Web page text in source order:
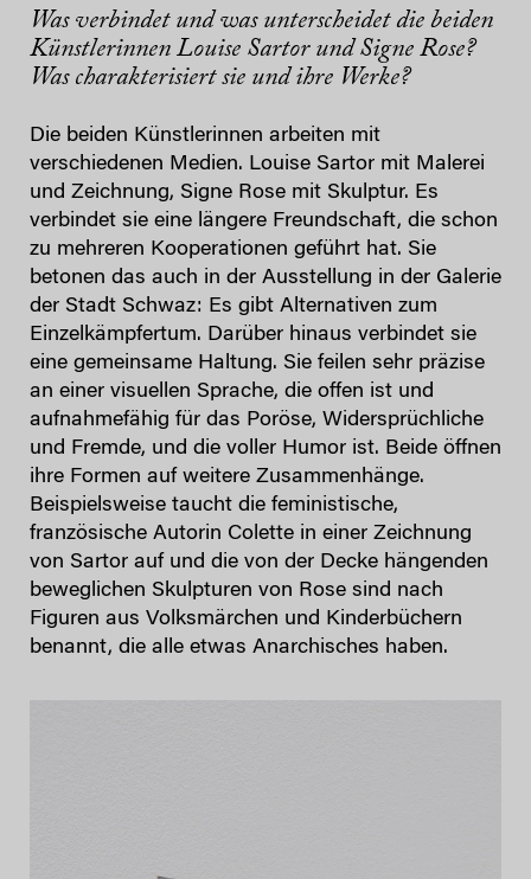
Was verbindet und was unterscheidet die beiden
Künstlerinnen Louise Sartor und Signe Rose?
Was charakterisiert sie und ihre Werke?
Die beiden Künstlerinnen arbeiten mit
verschiedenen Medien. Louise Sartor mit Malerei
und Zeichnung, Signe Rose mit Skulptur. Es
verbindet sie eine längere Freundschaft, die schon
zu mehreren Kooperationen geführt hat. Sie
betonen das auch in der Ausstellung in der Galerie
der Stadt Schwaz: Es gibt Alternativen zum
Einzelkämpfertum. Darüber hinaus verbindet sie
eine gemeinsame Haltung. Sie feilen sehr präzise
an einer visuellen Sprache, die offen ist und
aufnahmefähig für das Poröse, Widersprüchliche
und Fremde, und die voller Humor ist. Beide öffnen
ihre Formen auf weitere Zusammenhänge.
Beispielsweise taucht die feministische,
französische Autorin Colette in einer Zeichnung
von Sartor auf und die von der Decke hängenden
beweglichen Skulpturen von Rose sind nach
Figuren aus Volksmärchen und Kinderbüchern
benannt, die alle etwas Anarchisches haben.